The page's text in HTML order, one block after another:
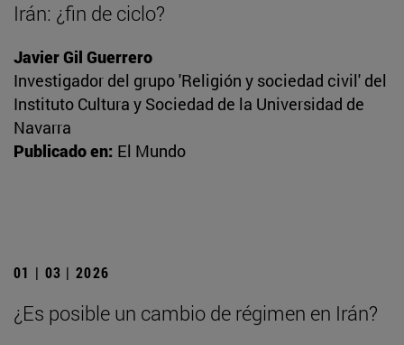
Irán: ¿fin de ciclo?
Javier Gil Guerrero
Investigador del grupo 'Religión y sociedad civil' del
Instituto Cultura y Sociedad de la Universidad de
Navarra
Publicado en: El Mundo
01 | 03 | 2026
¿Es posible un cambio de régimen en Irán?